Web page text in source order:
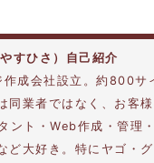
すひさ）自己紹介
成会社設立。約800サ
同業者ではなく、お客様
ント・Web作成・管理
ど大好き。特にヤゴ・グ